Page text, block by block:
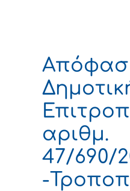
αριθμ.
47/690/
-